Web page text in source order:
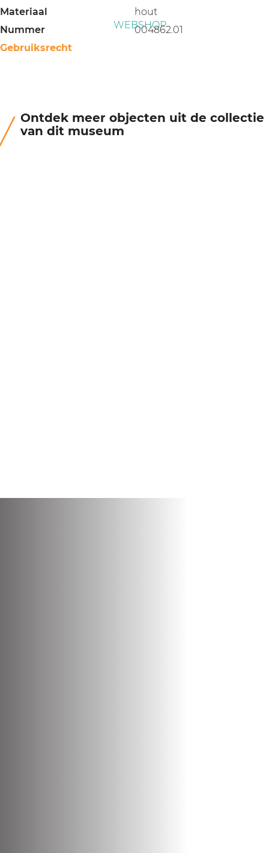
WEBSHOP
Materiaal
hout
Nummer
004862.01
Gebruiksrecht
Ontdek meer objecten uit de collectie
van dit museum